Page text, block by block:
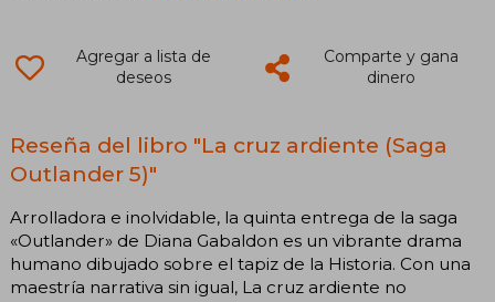
Agregar a lista de
deseos
Comparte y gana
dinero
Reseña del libro "La cruz ardiente (Saga
Outlander 5)"
Arrolladora e inolvidable, la quinta entrega de la saga
«Outlander» de Diana Gabaldon es un vibrante drama
humano dibujado sobre el tapiz de la Historia. Con una
maestría narrativa sin igual, La cruz ardiente no